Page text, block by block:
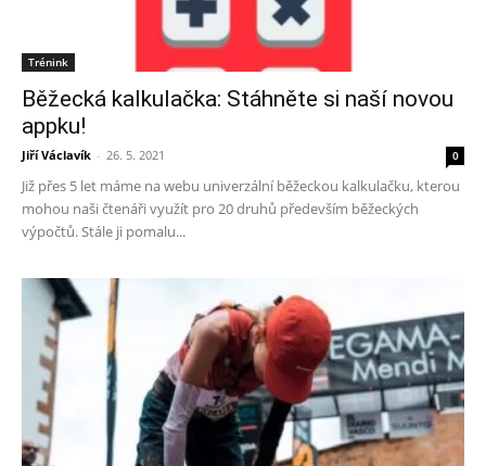
Trénink
Běžecká kalkulačka: Stáhněte si naší novou
appku!
Jiří Václavík - 26. 5. 2021 0
Již přes 5 let máme na webu univerzální běžeckou kalkulačku, kterou
mohou naši čtenáři využít pro 20 druhů především běžeckých
výpočtů. Stále ji pomalu...